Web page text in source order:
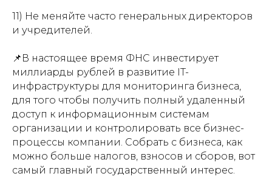
11) Не меняйте часто генеральных директоров
и учредителей.
📌В настоящее время ФНС инвестирует
миллиарды рублей в развитие IT-
инфраструктуры для мониторинга бизнеса,
для того чтобы получить полный удаленный
доступ к информационным системам
организации и контролировать все бизнес-
процессы компании. Собрать с бизнеса, как
можно больше налогов, взносов и сборов, вот
самый главный государственный интерес.